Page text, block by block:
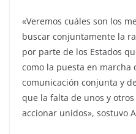
«Veremos cuáles son los
buscar conjuntamente la
por parte de los Estados
como la puesta en marcha
comunicación conjunta y
que la falta de unos y
accionar unidos», sostuvo